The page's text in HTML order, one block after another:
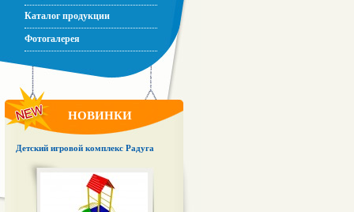
Каталог продукции
Фотогалерея
НОВИНКИ
Детский игровой комплекс Радуга